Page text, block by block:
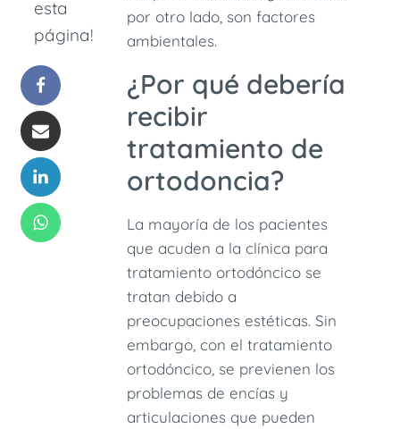
esta
página!
por otro lado, son factores
ambientales.
¿Por qué debería
recibir
tratamiento de
ortodoncia?
La mayoría de los pacientes
que acuden a la clínica para
tratamiento ortodóncico se
tratan debido a
preocupaciones estéticas. Sin
embargo, con el tratamiento
ortodóncico, se previenen los
problemas de encías y
articulaciones que pueden